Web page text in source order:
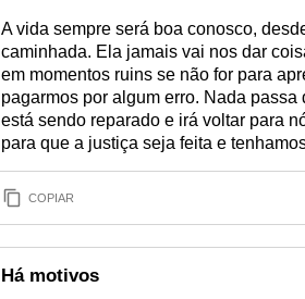
A vida sempre será boa conosco,
caminhada. Ela jamais vai nos dar
em momentos ruins se não for para
pagarmos por algum erro. Nada
está sendo reparado e irá voltar para
para que a justiça seja feita e
COPIAR
Há motivos